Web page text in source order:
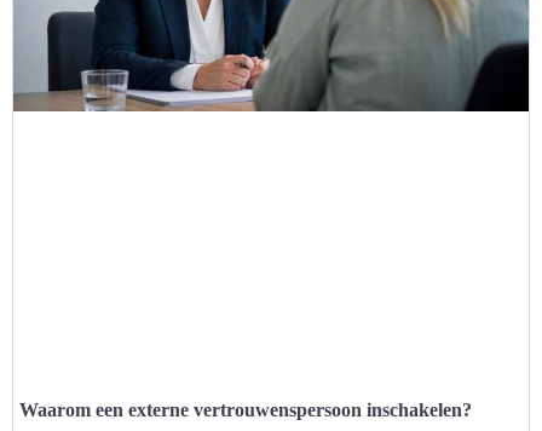
Waarom een externe vertrouwenspersoon inschakelen?